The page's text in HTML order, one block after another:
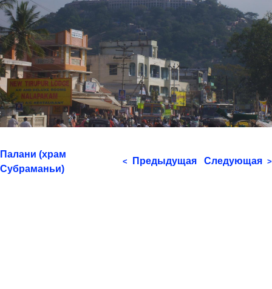
Палани (храм
Субраманьи)
< Предыдущая Следующая >